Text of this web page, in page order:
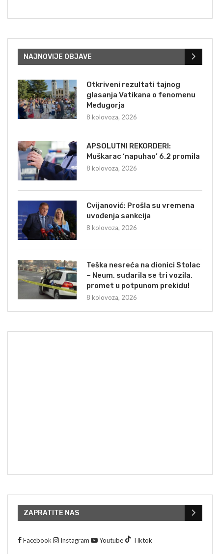
NAJNOVIJE OBJAVE
Otkriveni rezultati tajnog
glasanja Vatikana o fenomenu
Međugorja
8 kolovoza, 2026
APSOLUTNI REKORDERI:
Muškarac ‘napuhao’ 6,2 promila
8 kolovoza, 2026
Cvijanović: Prošla su vremena
uvođenja sankcija
8 kolovoza, 2026
Teška nesreća na dionici Stolac
– Neum, sudarila se tri vozila,
promet u potpunom prekidu!
8 kolovoza, 2026
ZAPRATITE NAS
Facebook Instagram Youtube Tiktok